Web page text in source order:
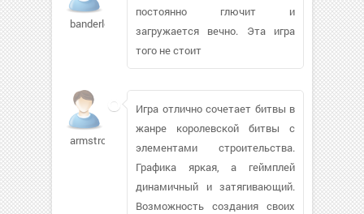
banderlox966
постоянно глючит и
загружается вечно. Эта игра
того не стоит
armstro65310
Игра отлично сочетает битвы в
жанре королевской битвы с
элементами строительства.
Графика яркая, а геймплей
динамичный и затягивающий.
Возможность создания своих